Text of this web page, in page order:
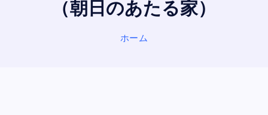
（朝日のあたる家）
ホーム